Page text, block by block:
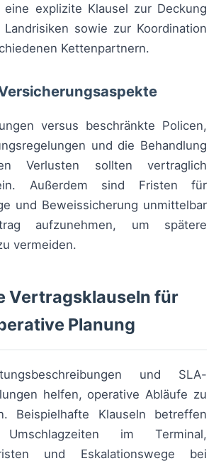
explizite Klausel zur Deckung
sowie zur Koordination
Kettenpartnern.
versus beschränkte Policen,
und die Behandlung
Verlusten sollten vertraglich
Außerdem sind Fristen für
und Beweissicherung unmittelbar
aufzunehmen, um spätere
vermeiden.
Vertragsklauseln für
Planung
und SLA-
helfen, operative Abläufe zu
Beispielhafte Klauseln betreffen
Umschlagzeiten im Terminal,
und Eskalationswege bei